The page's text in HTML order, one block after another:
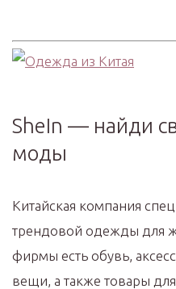
SheIn — найди
моды
Китайская компания
трендовой одежды для
фирмы есть обувь,
вещи, а также товары